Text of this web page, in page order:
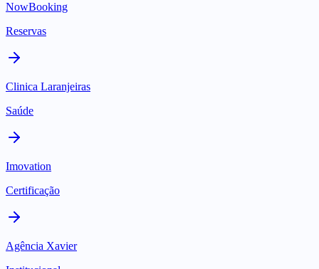
NowBooking
Reservas
Clinica Laranjeiras
Saúde
Imovation
Certificação
Agência Xavier